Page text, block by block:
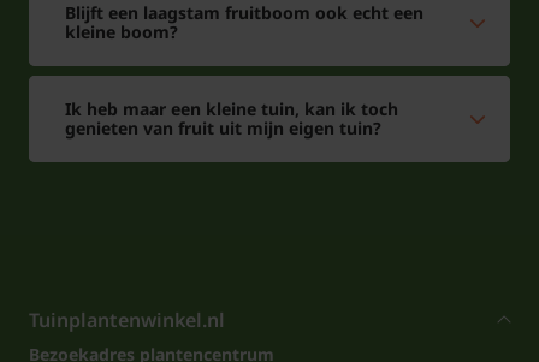
Blijft een laagstam fruitboom ook echt een
kleine boom?
Ik heb maar een kleine tuin, kan ik toch
genieten van fruit uit mijn eigen tuin?
Tuinplantenwinkel.nl
Bezoekadres plantencentrum